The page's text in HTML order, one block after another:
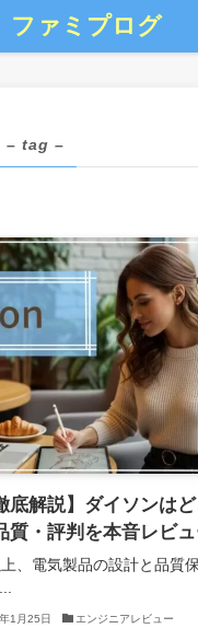
ファミプログ
– tag –
底解説】ダイソンは
質・評判を本音レビ
、電気製品の設計と品質
1月25日 エンジニアレビュー